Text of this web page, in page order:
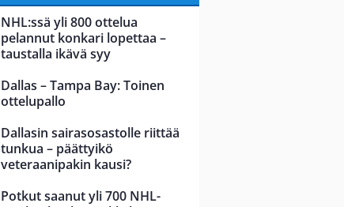
NHL:ssä yli 800 ottelua
pelannut konkari lopettaa –
taustalla ikävä syy
Dallas – Tampa Bay: Toinen
ottelupallo
Dallasin sairasosastolle riittää
tunkua – päättyikö
veteraanipakin kausi?
Potkut saanut yli 700 NHL-